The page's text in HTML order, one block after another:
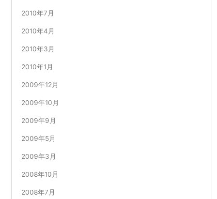
2010年7月
2010年4月
2010年3月
2010年1月
2009年12月
2009年10月
2009年9月
2009年5月
2009年3月
2008年10月
2008年7月